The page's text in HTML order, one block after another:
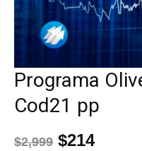
Programa
Cod21 pp
$2,999 $214